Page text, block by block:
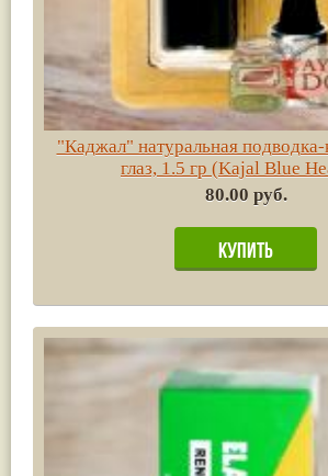
"Каджал" натуральная
глаз, 1.5 гр (Kajal Blue
80.00 руб.